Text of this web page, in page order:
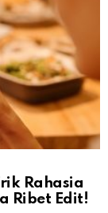
Rahasia
Ribet Edit!